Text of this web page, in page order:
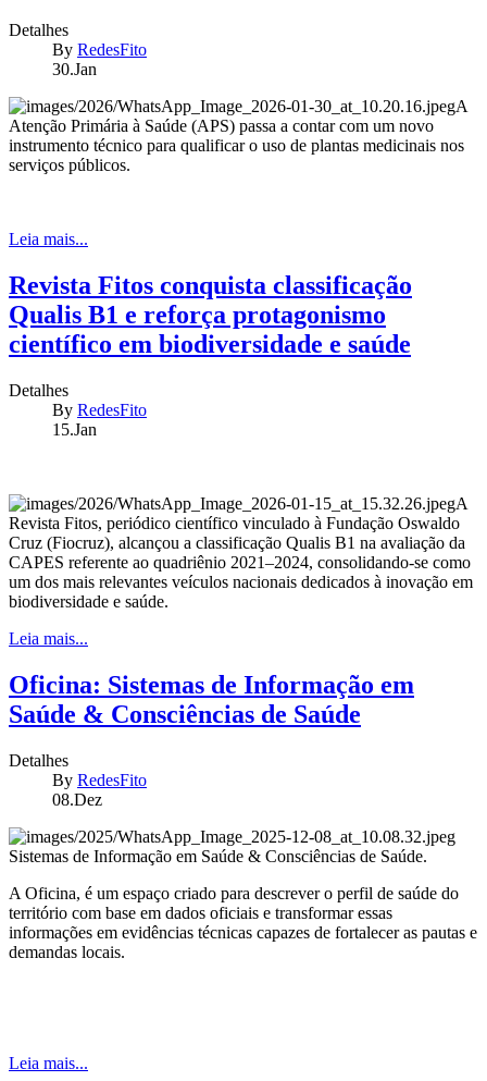
Detalhes
By RedesFito
30.Jan
A
Atenção Primária à Saúde (APS) passa a contar com um novo
instrumento técnico para qualificar o uso de plantas medicinais nos
serviços públicos.
Leia mais...
Revista Fitos conquista classificação
Qualis B1 e reforça protagonismo
científico em biodiversidade e saúde
Detalhes
By RedesFito
15.Jan
A
Revista Fitos, periódico científico vinculado à Fundação Oswaldo
Cruz (Fiocruz), alcançou a classificação Qualis B1 na avaliação da
CAPES referente ao quadriênio 2021–2024, consolidando-se como
um dos mais relevantes veículos nacionais dedicados à inovação em
biodiversidade e saúde.
Leia mais...
Oficina: Sistemas de Informação em
Saúde & Consciências de Saúde
Detalhes
By RedesFito
08.Dez
Sistemas de Informação em Saúde & Consciências de Saúde.
A Oficina, é um espaço criado para descrever o perfil de saúde do
território com base em dados oficiais e transformar essas
informações em evidências técnicas capazes de fortalecer as pautas e
demandas locais.
Leia mais...